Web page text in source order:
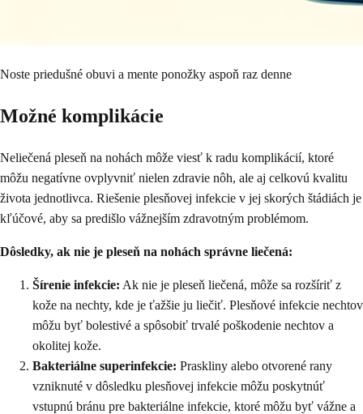
Noste priedušné obuvi a mente ponožky aspoň raz denne
Možné komplikácie
Neliečená pleseň na nohách môže viesť k radu komplikácií, ktoré
môžu negatívne ovplyvniť nielen zdravie nôh, ale aj celkovú kvalitu
života jednotlivca. Riešenie plesňovej infekcie v jej skorých štádiách je
kľúčové, aby sa predišlo vážnejším zdravotným problémom.
Dôsledky, ak nie je pleseň na nohách správne liečená:
Šírenie infekcie: Ak nie je pleseň liečená, môže sa rozšíriť z
kože na nechty, kde je ťažšie ju liečiť. Plesňové infekcie nechtov
môžu byť bolestivé a spôsobiť trvalé poškodenie nechtov a
okolitej kože.
Bakteriálne superinfekcie: Praskliny alebo otvorené rany
vzniknuté v dôsledku plesňovej infekcie môžu poskytnúť
vstupnú bránu pre bakteriálne infekcie, ktoré môžu byť vážne a